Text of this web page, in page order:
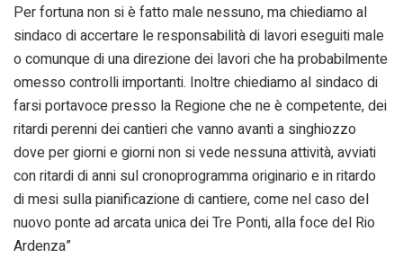
Per fortuna non si è fatto male nessuno, ma chiediamo al
sindaco di accertare le responsabilità di lavori eseguiti male
o comunque di una direzione dei lavori che ha probabilmente
omesso controlli importanti. Inoltre chiediamo al sindaco di
farsi portavoce presso la Regione che ne è competente, dei
ritardi perenni dei cantieri che vanno avanti a singhiozzo
dove per giorni e giorni non si vede nessuna attività, avviati
con ritardi di anni sul cronoprogramma originario e in ritardo
di mesi sulla pianificazione di cantiere, come nel caso del
nuovo ponte ad arcata unica dei Tre Ponti, alla foce del Rio
Ardenza”